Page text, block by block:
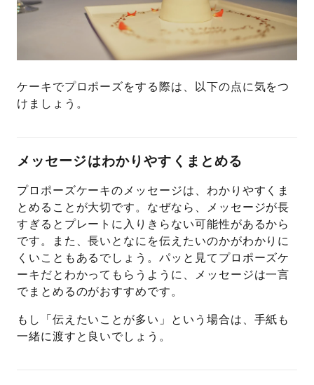
ケーキでプロポーズをする際は、以下の点に気をつ
けましょう。
メッセージはわかりやすくまとめる
プロポーズケーキのメッセージは、わかりやすくま
とめることが大切です。なぜなら、メッセージが長
すぎるとプレートに入りきらない可能性があるから
です。また、長いとなにを伝えたいのかがわかりに
くいこともあるでしょう。パッと見てプロポーズケ
ーキだとわかってもらうように、メッセージは一言
でまとめるのがおすすめです。
もし「伝えたいことが多い」という場合は、手紙も
一緒に渡すと良いでしょう。